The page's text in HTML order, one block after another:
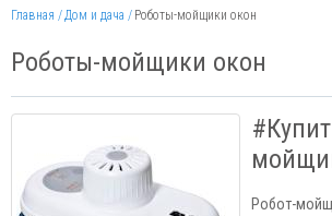
Главная Дом и дача Роботы-мойщики окон
Роботы-мойщики окон
Робот-